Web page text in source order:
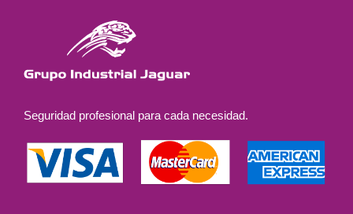
Seguridad profesional para cada necesidad.